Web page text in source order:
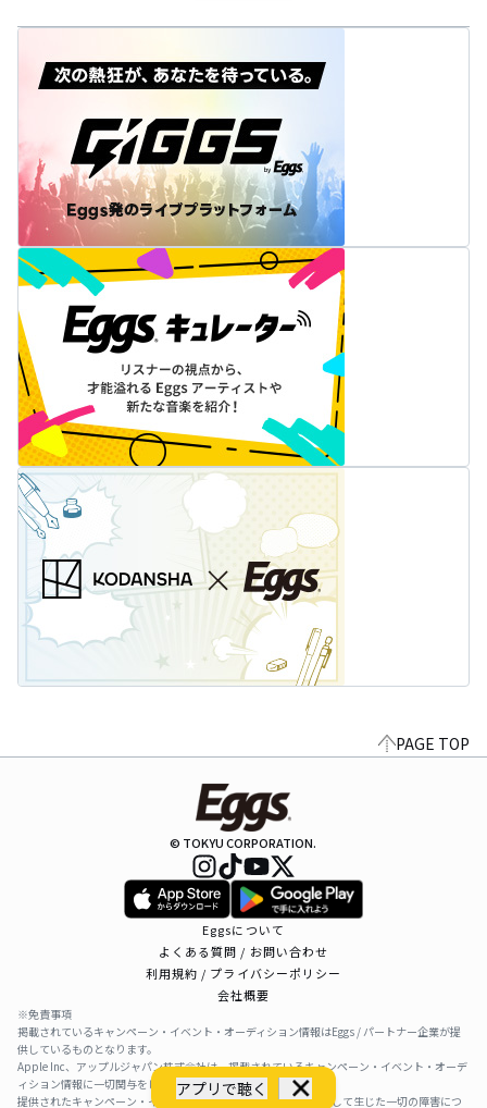
アプリで聴く
PAGE TOP
© TOKYU CORPORATION.
Eggsについて
よくある質問 / お問い合わせ
利用規約 / プライバシーポリシー
会社概要
※免責事項
掲載されているキャンペーン・イベント・オーディション情報はEggs / パートナー企業が提
供しているものとなります。
Apple Inc、アップルジャパン株式会社は、掲載されているキャンペーン・イベント・オーデ
ィション情報に一切関与をしておりません。
提供されたキャンペーン・イベント・オーディション情報を利用して生じた一切の障害につ